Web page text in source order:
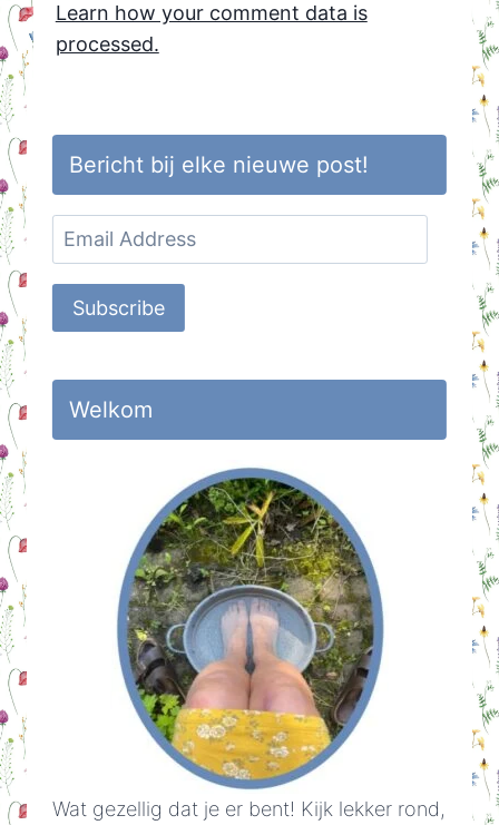
Learn how your comment data is
processed.
Bericht bij elke nieuwe post!
Email
Address
Subscribe
Welkom
Wat gezellig dat je er bent! Kijk lekker rond,